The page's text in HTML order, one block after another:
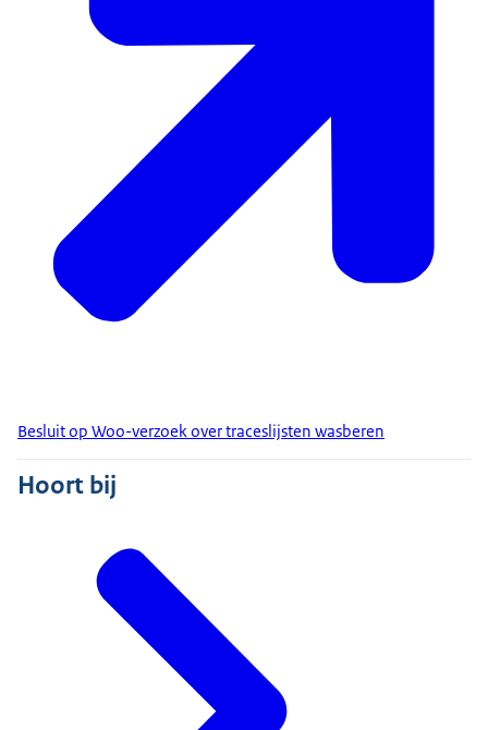
Besluit op Woo-verzoek over traceslijsten wasberen
Hoort bij